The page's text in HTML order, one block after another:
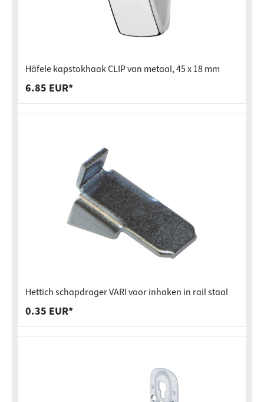
Häfele kapstokhaak CLIP van metaal, 45 x 18 mm
6.85 EUR*
Hettich schapdrager VARI voor inhaken in rail staal
0.35 EUR*